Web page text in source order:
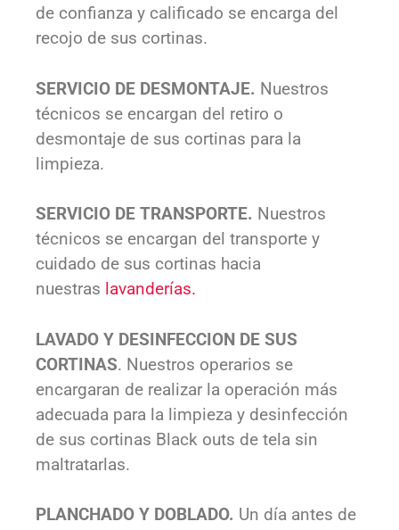
de confianza y calificado se encarga del
recojo de sus cortinas.
SERVICIO DE DESMONTAJE. Nuestros
técnicos se encargan del retiro o
desmontaje de sus cortinas para la
limpieza.
SERVICIO DE TRANSPORTE. Nuestros
técnicos se encargan del transporte y
cuidado de sus cortinas hacia
nuestras lavanderías.
LAVADO Y DESINFECCION DE SUS
CORTINAS. Nuestros operarios se
encargaran de realizar la operación más
adecuada para la limpieza y desinfección
de sus cortinas Black outs de tela sin
maltratarlas.
PLANCHADO Y DOBLADO. Un día antes de